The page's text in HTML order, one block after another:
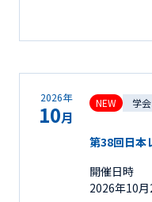
2026年
10月
NEW 学会
第38回日本
開催日時
2026年10